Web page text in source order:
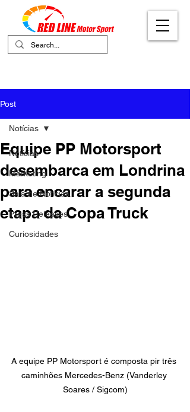
Post
Notícias
Marketing
Sala de Notícias
Press Releases
Curiosidades
Notícias
Equipe PP Motorsport
desembarca em Londrina
para encarar a segunda
etapa da Copa Truck
A equipe PP Motorsport é composta pir três
caminhões Mercedes-Benz (Vanderley
Soares / Sigcom)